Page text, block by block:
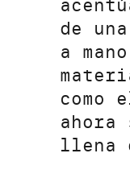
de
a
como
ahora
llena